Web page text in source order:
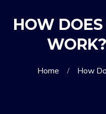
HOW
Home How